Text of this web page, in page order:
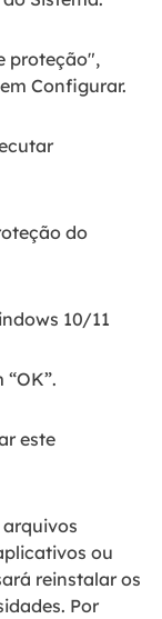
proteção",
Configurar.
do
este
ou
reinstalar os
Por